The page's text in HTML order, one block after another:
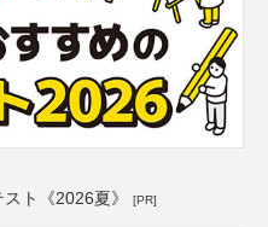
ト《2026夏》 [PR]